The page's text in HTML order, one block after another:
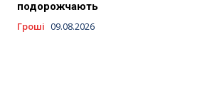
подорожчають
Гроші 09.08.2026